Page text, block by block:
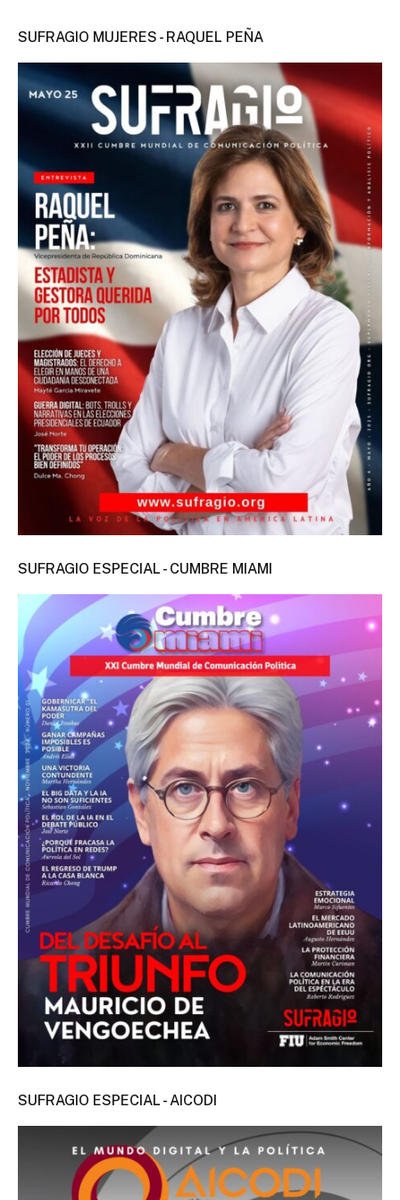
SUFRAGIO MUJERES - RAQUEL PEÑA
SUFRAGIO ESPECIAL - CUMBRE MIAMI
SUFRAGIO ESPECIAL - AICODI